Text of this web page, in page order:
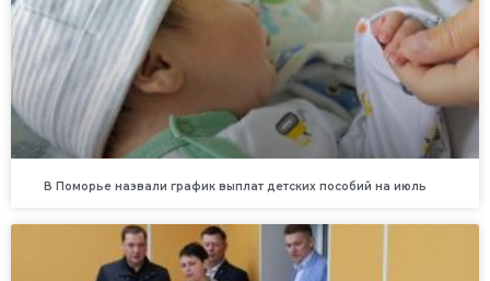
В Поморье назвали график выплат детских пособий на июль